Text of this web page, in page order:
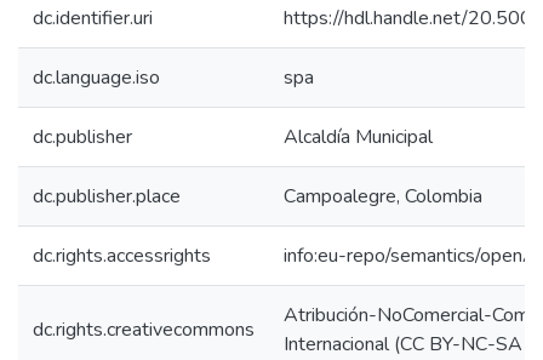
dc.identifier.uri https://hdl.handle.net/
dc.language.iso spa
dc.publisher Alcaldía Municipal
dc.publisher.place Campoalegre, Colombia
dc.rights.accessrights info:eu-repo/semantics/
dc.rights.creativecommons
Atribución-NoComercial-
Internacional (CC BY-NC-SA